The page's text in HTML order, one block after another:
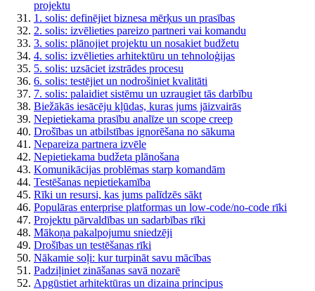
projektu
1. solis: definējiet biznesa mērķus un prasības
2. solis: izvēlieties pareizo partneri vai komandu
3. solis: plānojiet projektu un nosakiet budžetu
4. solis: izvēlieties arhitektūru un tehnoloģijas
5. solis: uzsāciet izstrādes procesu
6. solis: testējiet un nodrošiniet kvalitāti
7. solis: palaidiet sistēmu un uzraugiet tās darbību
Biežākās iesācēju kļūdas, kuras jums jāizvairās
Nepietiekama prasību analīze un scope creep
Drošības un atbilstības ignorēšana no sākuma
Nepareiza partnera izvēle
Nepietiekama budžeta plānošana
Komunikācijas problēmas starp komandām
Testēšanas nepietiekamība
Rīki un resursi, kas jums palīdzēs sākt
Populāras enterprise platformas un low-code/no-code rīki
Projektu pārvaldības un sadarbības rīki
Mākoņa pakalpojumu sniedzēji
Drošības un testēšanas rīki
Nākamie soļi: kur turpināt savu mācības
Padziļiniet zināšanas savā nozarē
Apgūstiet arhitektūras un dizaina principus